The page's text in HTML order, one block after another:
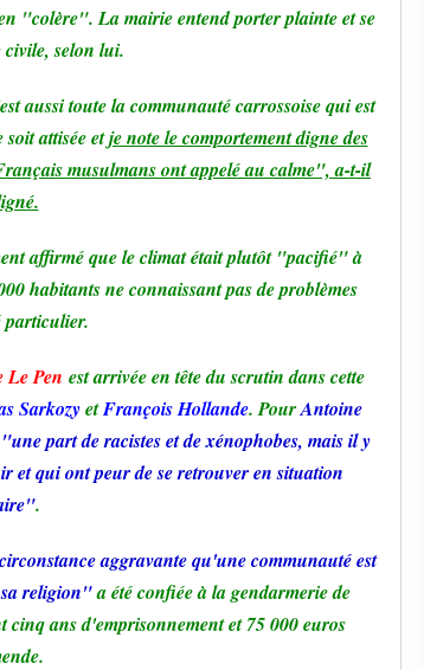
"colère". La mairie entend porter plainte et se
selon lui.
aussi toute la communauté carrossoise qui est
attisée etje note le comportement digne des
musulmans ont appelé au calme", a-t-il
affirmé que le climat était plutôt "pacifié" à
habitants ne connaissant pas de problèmes
particulier.
Pen est arrivée en tête du scrutin dans cette
SarkozyetFrançois Hollande. PourAntoine
"une part de racistes et de xénophobes, mais il y
et qui ont peur de se retrouver en situation
.
aggravante qu'une communauté est
sa religion"a été confiée à la gendarmerie de
ans d'emprisonnement et 75 000 euros